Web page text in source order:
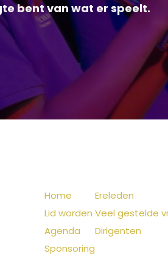
bent van wat er speelt.
Home
Lid worden
Agenda
Sponsoring
Ereleden
Veel gestelde
Dirigenten